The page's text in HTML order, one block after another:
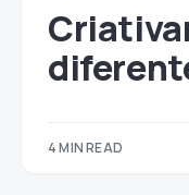
4 MIN READ